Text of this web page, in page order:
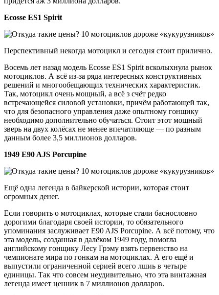
Ecosse ES1 Spirit
Перспективный некогда мотоцикл и сегодня стоит прилично.
Восемь лет назад модель Ecosse ES1 Spirit всколыхнула рынок
мотоциклов. А всё из-за ряда интересных конструктивных
решений и многообещающих технических характеристик.
Так, мотоцикл очень мощный, а всё з счёт редко
встречающейся силовой установки, причём работающей так,
что для безопасного управления даже опытному гонщику
необходимо дополнительно обучаться. Стоит этот мощный
зверь на двух колёсах не менее впечатляюще — по разным
данным более 3,5 миллионов долларов.
1949 E90 AJS Porcupine
Ещё одна легенда в байкерской истории, которая стоит
огромных денег.
Если говорить о мотоциклах, которые стали баснословно
дорогими благодаря своей истории, то обязательного
упоминания заслуживает E90 AJS Porcupine. А всё потому, что
эта модель, созданная в далёком 1949 году, помогла
английскому гонщику Лесу Грэму взять первенство на
чемпионате мира по гонкам на мотоциклах. А его ещё и
выпустили ограниченной серией всего лшиь в четыре
единицы. Так что совсем неудивительно, что эта винтажная
легенда имеет ценник в 7 миллионов долларов.